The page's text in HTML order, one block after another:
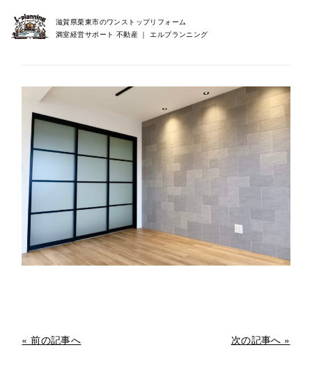
滋賀県栗東市のワンストップリフォーム
満室経営サポート 不動産 ｜ エルプランニング
« 前の記事へ 次の記事へ »